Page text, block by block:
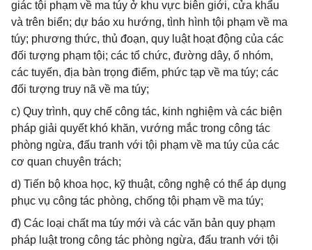
giác tội phạm về ma túy ở khu vực biên giới, cửa khẩu
và trên biển; dự báo xu hướng, tình hình tội phạm về ma
túy; phương thức, thủ đoạn, quy luật hoạt động của các
đối tượng phạm tội; các tổ chức, đường dây, ổ nhóm,
các tuyến, địa bàn trọng điểm, phức tạp về ma túy; các
đối tượng truy nã về ma túy;
c) Quy trình, quy chế công tác, kinh nghiệm và các biện
pháp giải quyết khó khăn, vướng mắc trong công tác
phòng ngừa, đấu tranh với tội phạm về ma túy của các
cơ quan chuyên trách;
d) Tiến bộ khoa học, kỹ thuật, công nghệ có thể áp dụng
phục vụ công tác phòng, chống tội phạm về ma túy;
đ) Các loại chất ma túy mới và các văn bản quy phạm
pháp luật trong công tác phòng ngừa, đấu tranh với tội